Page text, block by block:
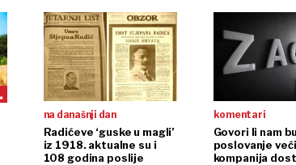
na današnji dan
Radićeve ‘guske u magli’
iz 1918. aktualne su i
108 godina poslije
komentari
Govori li nam
poslovanje
kompanija